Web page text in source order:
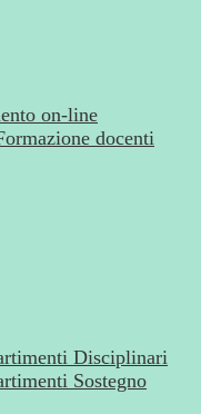
on-line
docenti
Disciplinari
Sostegno